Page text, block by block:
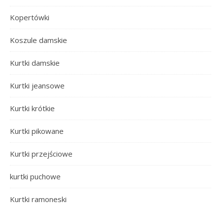
Kopertówki
Koszule damskie
Kurtki damskie
Kurtki jeansowe
Kurtki krótkie
Kurtki pikowane
Kurtki przejściowe
kurtki puchowe
Kurtki ramoneski